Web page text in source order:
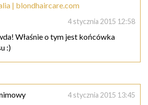
| blondhaircare.com
4 stycznia 2015 12:58
Właśnie o tym jest końcówka
:)
4 stycznia 2015 13:45